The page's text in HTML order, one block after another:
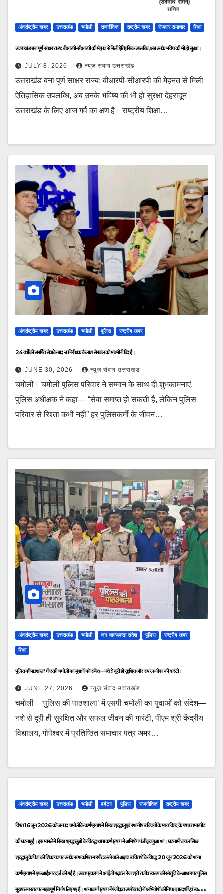
अंतर्राष्ट्रीय खबर उत्तराखंड चमोली राजनीतिक राष्ट्रीय खबर रोजगार समाचार शिक्षा
उत्तराखंड बना पूर्ण साक्षर राज्य: बीआरपी-सीआरपी की मेहनत से मिली ऐतिहासिक उपलब्धि, अब उनके भविष्य की भी हो सुरक्षा।
JULY 8, 2026 न्यूज़ संवाद उत्तराखंड
उत्तराखंड बना पूर्ण साक्षर राज्य: बीआरपी-सीआरपी की मेहनत से मिली
ऐतिहासिक उपलब्धि, अब उनके भविष्य की भी हो सुरक्षा देहरादून।
उत्तराखंड के लिए आज गर्व का क्षण है। राष्ट्रीय शिक्षा…
अंतर्राष्ट्रीय खबर उत्तराखंड चमोली पुलिस राष्ट्रीय खबर
24 वर्षों की समर्पित सेवा के बाद उपनिरीक्षक कैलाश सेमवाल को भावभीनी विदाई।
JUNE 30, 2026 न्यूज़ संवाद उत्तराखंड
चमोली। चमोली पुलिस परिवार ने सम्मान के साथ दी शुभकामनाएं,
पुलिस अधीक्षक ने कहा— “सेवा समाप्त हो सकती है, लेकिन पुलिस
परिवार से रिश्ता कभी नहीं” हर पुलिसकर्मी के जीवन…
अंतर्राष्ट्रीय खबर उत्तराखंड चमोली जन जागरूकता संदेश पुलिस राष्ट्रीय खबर
शिक्षा
पुलिस की पाठशाला’ में एसपी चमोली का युवाओं को संदेश—नशे से दूरी ही सुरक्षित और सफल जीवन की गारंटी।
JUNE 27, 2026 न्यूज़ संवाद उत्तराखंड
चमोली। ‘पुलिस की पाठशाला’ में एसपी चमोली का युवाओं को संदेश—
नशे से दूरी ही सुरक्षित और सफल जीवन की गारंटी, पीएम श्री केंद्रीय
विद्यालय, गोपेश्वर में प्रतिष्ठित समाचार पत्र अमर…
अंतर्राष्ट्रीय खबर उत्तराखंड चमोली पर्यटन पुलिस राजनीतिक राष्ट्रीय खबर
विगत 16 जून 2026 को जनपद चमोली के कर्णप्रयाग में सिख श्रद्धालु एवं स्थानीय व्यक्तियों के मध्य विवाद के पश्चात मारपीट
की घटना हुई। इस मामले में सिख श्रद्धालुओं के विरुद्ध थाना कर्णप्रयाग में अभियोग पंजीकृत हुआ था। घटना में घायल सिख
श्रद्धालु के पिता की शिकायत पर उनके साथ कथित मारपीट करने वाले अज्ञात व्यक्तियों के विरुद्ध 20 जून 2026 को थाना
कर्णप्रयाग में एफआईआर दर्ज की गई है। उक्त प्रकरण में आईजी गढ़वाल रेंज श्री राजीव स्वरूप की संस्तुति के आधार पर पुलिस
मुख्यालय स्तर पर महत्वपूर्ण निर्णय लिए गए हैं। थाना कर्णप्रयाग में पंजीकृत उपरोक्त दोनों अभियोगों की निष्पक्ष,पारदर्शी एवं स्वतंत्र